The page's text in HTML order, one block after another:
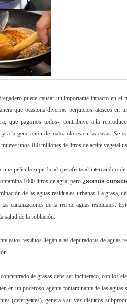
puede causar un importante impacto en el
que ocasiona diversos perjuicios: atascos en
que pagamos todos-, contribuye a la
a la generación de malos olores en las casas. Se
unos 180 millones de litros de aceite vegetal
película superficial que afecta al intercambio
1000 litros de agua, pero ¿somos
de las aguas residuales urbanas. La grasa,
las canalizaciones de la red de aguas residuales.
salud de la población.
estos residuos llegan a las depuradoras de aguas
de grasas debe ser incinerado, con los
en un poderoso agente contaminante de las
(detergentes), genera a su vez distintos